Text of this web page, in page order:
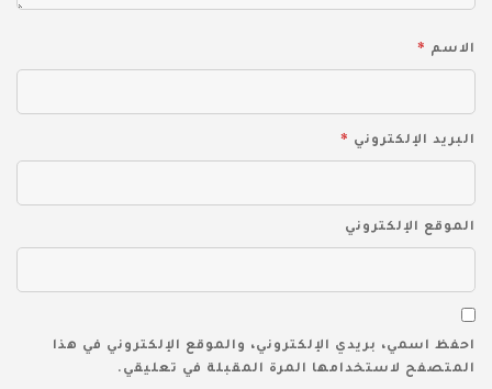
الاسم *
البريد الإلكتروني *
الموقع الإلكتروني
احفظ اسمي، بريدي الإلكتروني، والموقع الإلكتروني في هذا
المتصفح لاستخدامها المرة المقبلة في تعليقي.